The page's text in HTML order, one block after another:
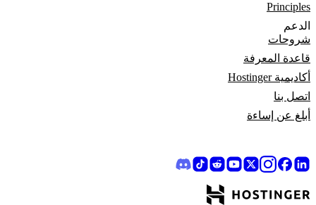
Principles
الدعم
شروحات
قاعدة المعرفة
أكاديمية Hostinger
اتصل بنا
أبلغ عن إساءة